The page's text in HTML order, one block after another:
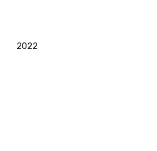
2022